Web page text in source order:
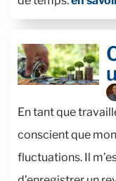
En tant que
conscient que
fluctuations. Il